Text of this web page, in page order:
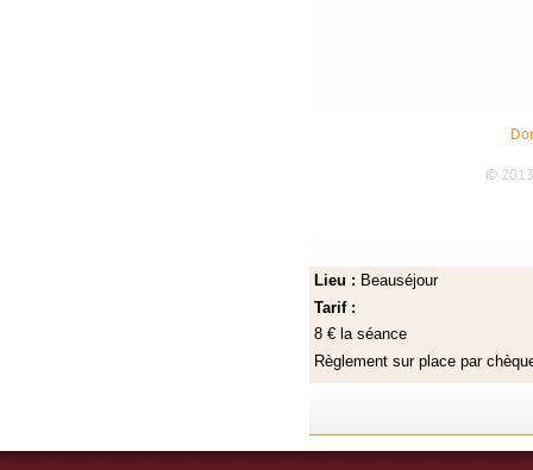
Lieu : Beauséjour
Tarif :
8 € la séance
Règlement sur place par